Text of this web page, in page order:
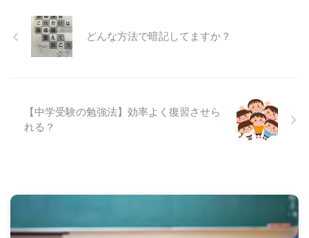
どんな方法で暗記してますか？
【中学受験の勉強法】効率よく復習させら
れる？